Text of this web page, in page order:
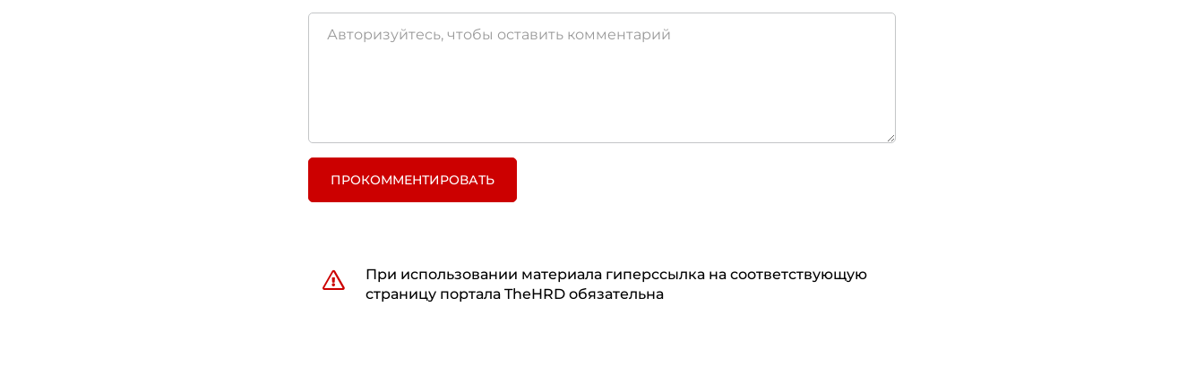
ПРОКОММЕНТИРОВАТЬ
При использовании материала гиперссылка на соответствующую
страницу портала TheHRD обязательна